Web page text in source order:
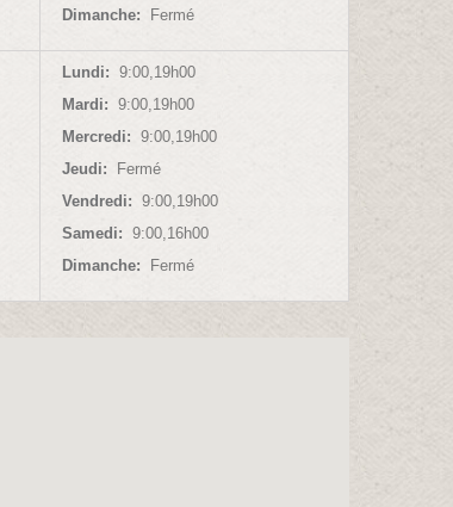
Dimanche:
Fermé
Lundi: 9:00,19h00
Mardi: 9:00,19h00
Mercredi: 9:00,19h00
Jeudi:
Fermé
Vendredi: 9:00,19h00
Samedi: 9:00,16h00
Dimanche:
Fermé